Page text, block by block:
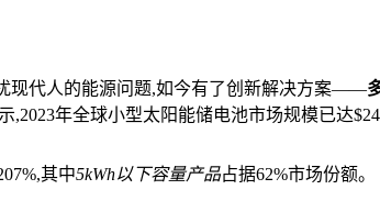
现代人的能源问题,如今有了创新解决方案——
年全球小型太阳能储电池市场规模已达
其中5kWh以下容量产品占据62%市场份额。